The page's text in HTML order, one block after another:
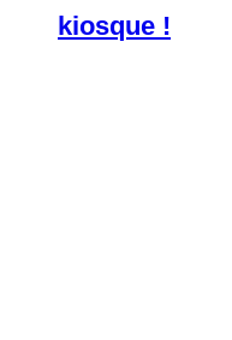
kiosque !